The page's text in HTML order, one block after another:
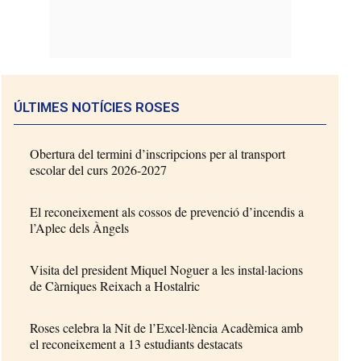
ÚLTIMES NOTÍCIES ROSES
Obertura del termini d’inscripcions per al transport
escolar del curs 2026-2027
El reconeixement als cossos de prevenció d’incendis a
l’Aplec dels Àngels
Visita del president Miquel Noguer a les instal·lacions
de Càrniques Reixach a Hostalric
Roses celebra la Nit de l’Excel·lència Acadèmica amb
el reconeixement a 13 estudiants destacats